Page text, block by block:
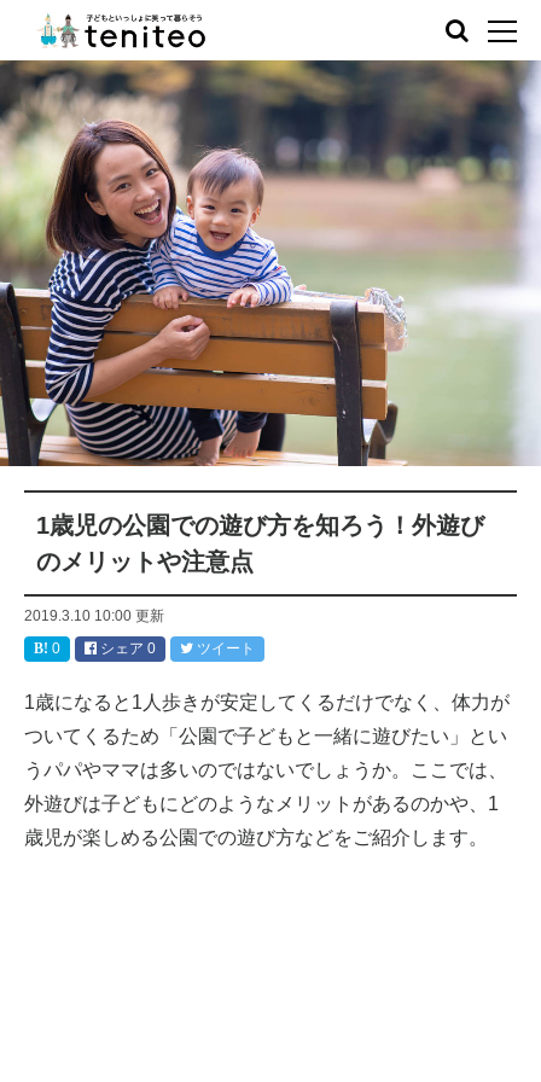
1歳児の公園での遊び方を知ろう！外遊び
のメリットや注意点
2019.3.10 10:00 更新
0
シェア 0 ツイート
1歳になると1人歩きが安定してくるだけでなく、体力が
ついてくるため「公園で子どもと一緒に遊びたい」とい
うパパやママは多いのではないでしょうか。ここでは、
外遊びは子どもにどのようなメリットがあるのかや、1
歳児が楽しめる公園での遊び方などをご紹介します。